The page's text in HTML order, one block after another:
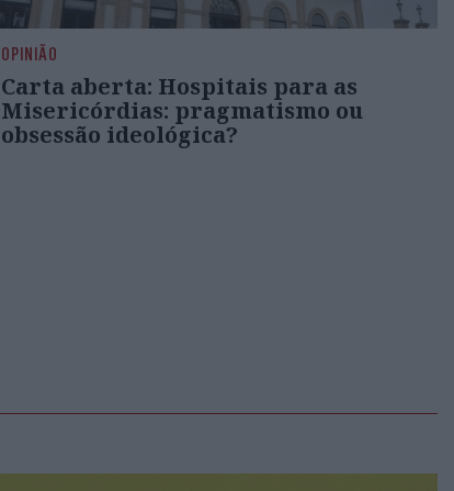
OPINIÃO
Carta aberta: Hospitais para as
Misericórdias: pragmatismo ou
obsessão ideológica?